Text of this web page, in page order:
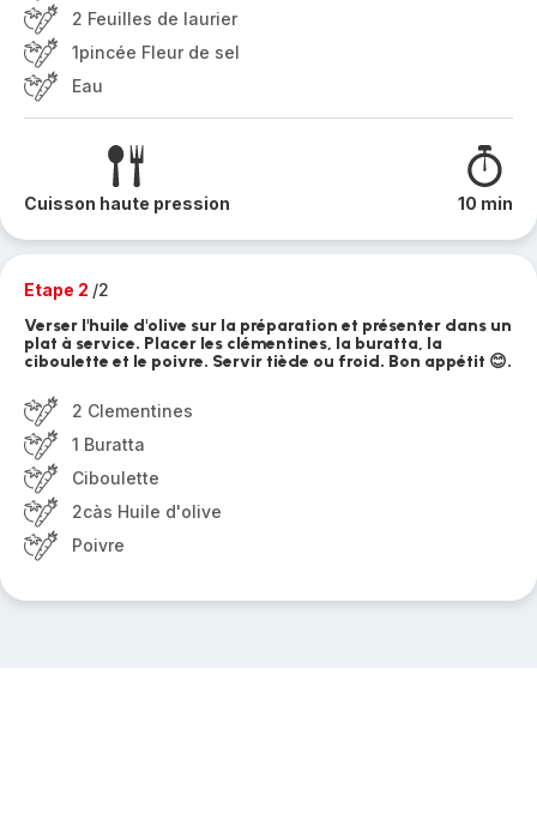
2 Feuilles de laurier
1pincée Fleur de sel
Eau
Cuisson haute pression 10 min
Etape 2 /2
Verser l'huile d'olive sur la préparation et présenter dans un
plat à service. Placer les clémentines, la buratta, la
ciboulette et le poivre. Servir tiède ou froid. Bon appétit 😊.
2 Clementines
1 Buratta
Ciboulette
2càs Huile d'olive
Poivre